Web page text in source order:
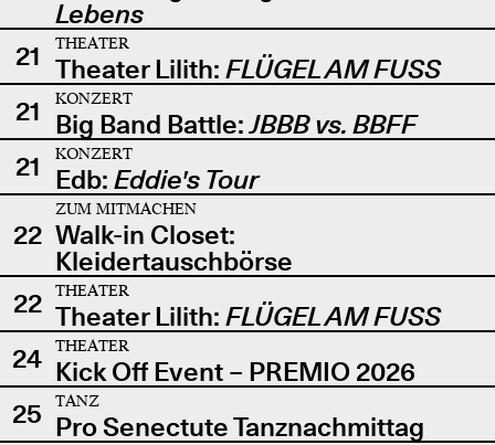
Lebens
21
THEATER
Theater Lilith: FLÜGEL AM FUSS
21
KONZERT
Big Band Battle:JBBB vs. BBFF
21
KONZERT
Edb: Eddie's Tour
22
ZUM MITMACHEN
Walk-in Closet:
Kleidertauschbörse
22
THEATER
Theater Lilith: FLÜGEL AM FUSS
24
THEATER
Kick Off Event – PREMIO 2026
25
TANZ
Pro Senectute Tanznachmittag